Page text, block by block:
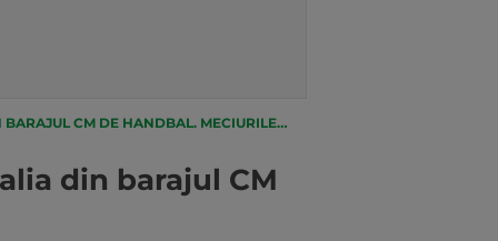
MECIURILE SUNT PE VOYO ȘI PRO ARENA
din barajul CM